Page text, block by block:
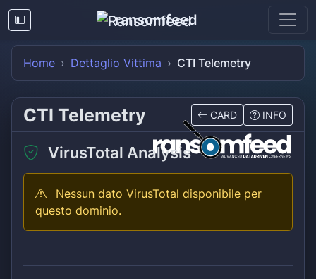
ransomfeed
Home Dettaglio Vittima CTI Telemetry
CTI Telemetry CARD INFO
VirusTotal Analysis
Nessun dato VirusTotal disponibile per
questo dominio.